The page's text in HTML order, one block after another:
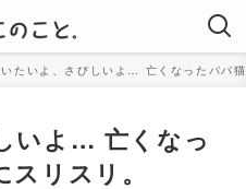
たいよ、さびしいよ… 亡くなったパパ
いよ… 亡くなっ
リスリ。